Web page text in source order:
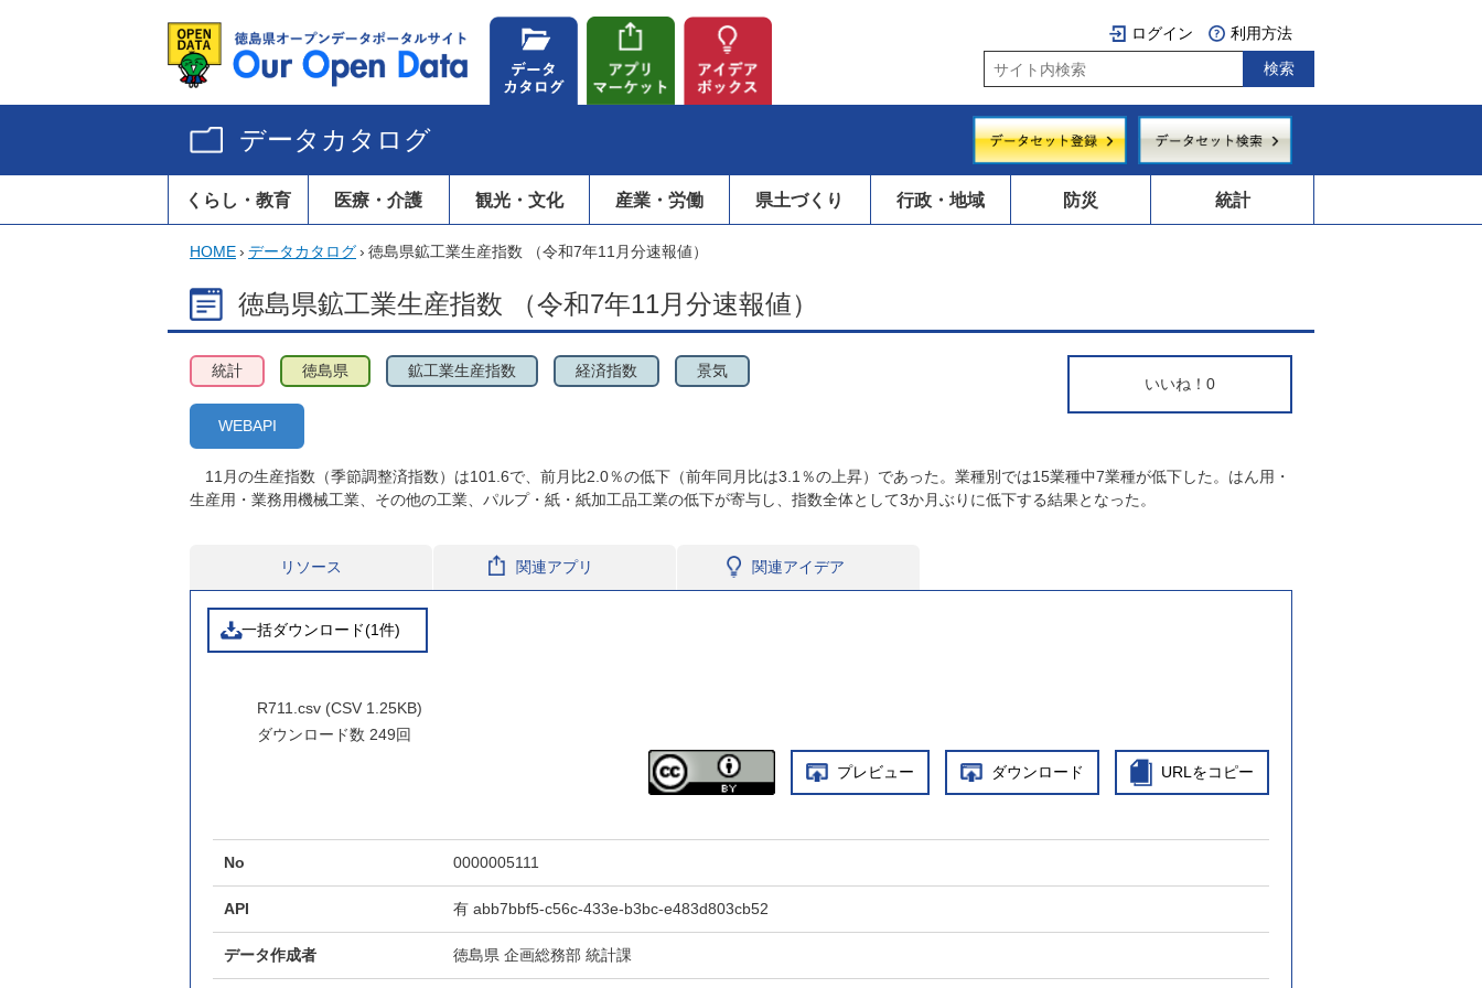
ログイン 利用方法
データカタログ
くらし・教育 医療・介護 観光・文化 産業・労働 県土づくり 行政・地域 防災 統計
HOME› データカタログ› 徳島県鉱工業生産指数 （令和7年11月分速報値）
徳島県鉱工業生産指数 （令和7年11月分速報値）
いいね！ 0
統計 徳島県 鉱工業生産指数 経済指数 景気
WEBAPI
11月の生産指数（季節調整済指数）は101.6で、前月比2.0％の低下（前年同月比は3.1％の上昇）であった。業種別では15業種中7業種が低下した。はん用・
生産用・業務用機械工業、その他の工業、パルプ・紙・紙加工品工業の低下が寄与し、指数全体として3か月ぶりに低下する結果となった。
リソース 関連アプリ 関連アイデア
一括ダウンロード(1件)
R711.csv (CSV 1.25KB)
ダウンロード数 249回
プレビュー ダウンロード URLをコピー
No 0000005111
API 有 abb7bbf5-c56c-433e-b3bc-e483d803cb52
データ作成者 徳島県 企画総務部 統計課